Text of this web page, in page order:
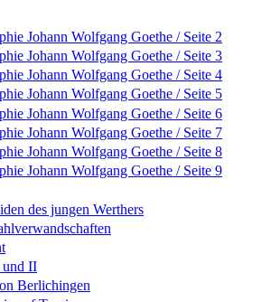
Johann Wolfgang Goethe / Seite 2
Johann Wolfgang Goethe / Seite 3
Johann Wolfgang Goethe / Seite 4
Johann Wolfgang Goethe / Seite 5
Johann Wolfgang Goethe / Seite 6
Johann Wolfgang Goethe / Seite 7
Johann Wolfgang Goethe / Seite 8
Johann Wolfgang Goethe / Seite 9
des jungen Werthers
und II
Berlichingen